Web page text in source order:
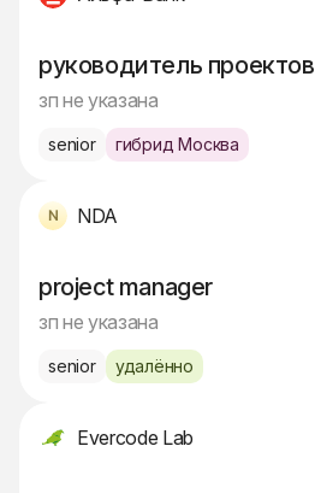
руководитель проектов
зп не указана
senior гибрид Москва
NDA
project manager
зп не указана
senior удалённо
Evercode Lab